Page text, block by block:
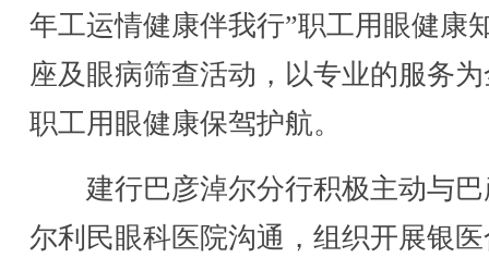
年工运情健康伴我行”职工用眼健康
座及眼病筛查活动，以专业的服务
职工用眼健康保驾护航。
建行巴彦淖尔分行积极主动与巴
尔利民眼科医院沟通，组织开展银